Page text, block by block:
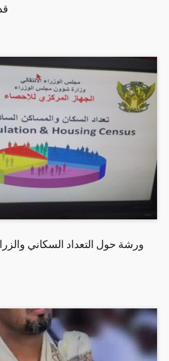
ورشة حول التعداد السكاني